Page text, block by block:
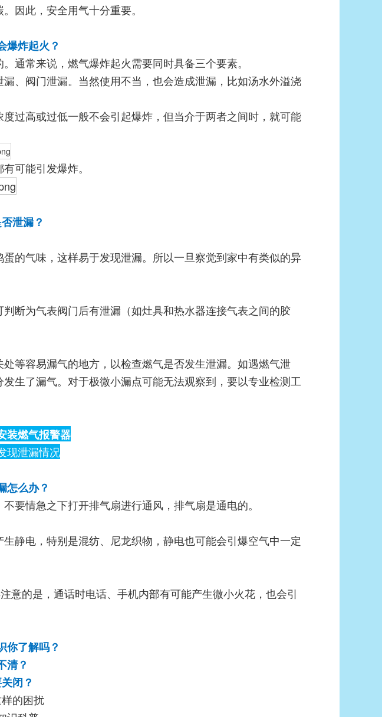
因此，安全用气十分重要。
爆炸起火？
通常来说，燃气爆炸起火需要同时具备三个要素。
、阀门泄漏。当然使用不当，也会造成泄漏，比如汤水外溢浇
过高或过低一般不会引起爆炸，但当介于两者之间时，就可能
可能引发爆炸。
泄漏？
的气味，这样易于发现泄漏。所以一旦察觉到家中有类似的异
断为气表阀门后有泄漏（如灶具和热水器连接气表之间的胶
等容易漏气的地方，以检查燃气是否发生泄漏。如遇燃气泄
生了漏气。对于极微小漏点可能无法观察到，要以专业检测工
装燃气报警器
现泄漏情况
怎么办？
要情急之下打开排气扇进行通风，排气扇是通电的。
静电，特别是混纺、尼龙织物，静电也可能会引爆空气中一定
意的是，通话时电话、手机内部有可能产生微小火花，也会引
你了解吗？
清？
闭？
的困扰